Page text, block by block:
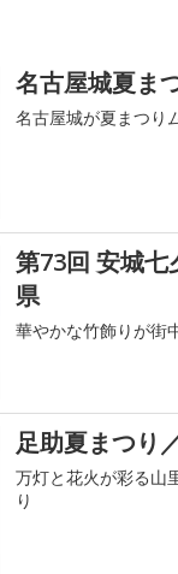
名古屋城夏ま
名古屋城が夏まつり
第73回 安城七
県
華やかな竹飾りが街
足助夏まつり
万灯と花火が彩る山
り